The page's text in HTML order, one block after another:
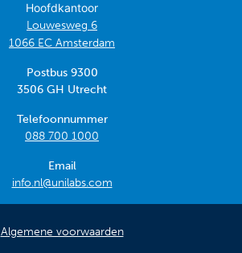
Hoofdkantoor
Louwesweg 6
1066 EC Amsterdam
Postbus 9300
3506 GH Utrecht
Telefoonnummer
088 700 1000
Email
info.nl@unilabs.com
Algemene voorwaarden